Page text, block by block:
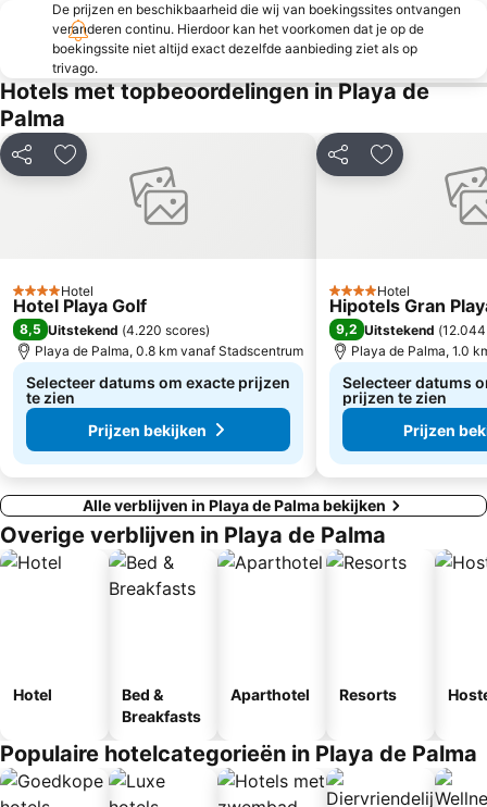
Port Cala Figuera
Platja Palmira o Platja Peguera Palmira o Platja des Pouet
Western Water Park
Cala Esmeralda
S´Arenal
Platja La Romana o Platja Peguera Romana o Platja dels Morts
Parc Natural de s'Albufera de Mallorca
Cala Llombards
Cala Gran
Cala Ferrera
Caló de ses Egos
Cala Fornells
Ciudad Jardín
Cala Major
Port de Portals
De prijzen en beschikbaarheid die wij van boekingssites ontvangen
veranderen continu. Hierdoor kan het voorkomen dat je op de
boekingssite niet altijd exact dezelfde aanbieding ziet als op
trivago.
Hotels met topbeoordelingen in Playa de
Palma
Delen Toevoegen aan favorieten
4 SterrenHotel
Hotel Playa Golf
8,5 Uitstekend (4.220 scores)
Playa de Palma, 0.8 km vanaf Stadscentrum
Selecteer datums om exacte prijzen
te zien
Prijzen bekijken
Delen Toevoegen
4 SterrenHotel
Hipotels Gran
9,2 Uitstekend (
Playa de Palma, 1.0
Selecteer datums
prijzen te zien
Prijzen
Alle verblijven in Playa de Palma bekijken
Overige verblijven in Playa de Palma
Hotel
Bed &
Breakfasts
Aparthotel Resorts
Populaire hotelcategorieën in Playa de Palma